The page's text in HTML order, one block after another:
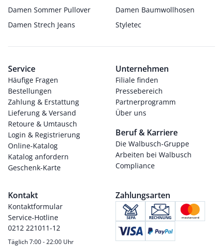
Damen Sommer Pullover
Damen Baumwollhosen
Damen Strech Jeans
Styletec
Service
Häufige Fragen
Bestellungen
Zahlung & Erstattung
Lieferung & Versand
Retoure & Umtausch
Login & Registrierung
Online-Katalog
Katalog anfordern
Geschenk-Karte
Unternehmen
Filiale finden
Pressebereich
Partnerprogramm
Über uns
Beruf & Karriere
Die Walbusch-Gruppe
Arbeiten bei Walbusch
Compliance
Kontakt
Kontaktformular
Service-Hotline
0212 221011-12
Täglich 7:00 - 22:00 Uhr
Zahlungsarten